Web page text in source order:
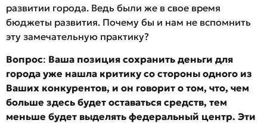
развитии города. Ведь были же в свое время
бюджеты развития. Почему бы и нам не вспомнить
эту замечательную практику?
Вопрос: Ваша позиция сохранить деньги для
города уже нашла критику со стороны одного из
Ваших конкурентов, и он говорит о том, что, чем
больше здесь будет оставаться средств, тем
меньше будет выделять федеральный центр. Эти